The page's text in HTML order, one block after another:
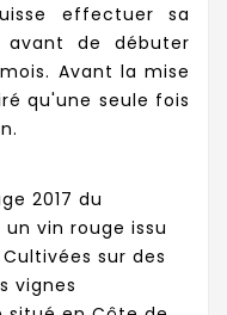
effectuer sa
avant de débuter
Avant la mise
qu'une seule fois
2017 du
vin rouge issu
sur des
vignes